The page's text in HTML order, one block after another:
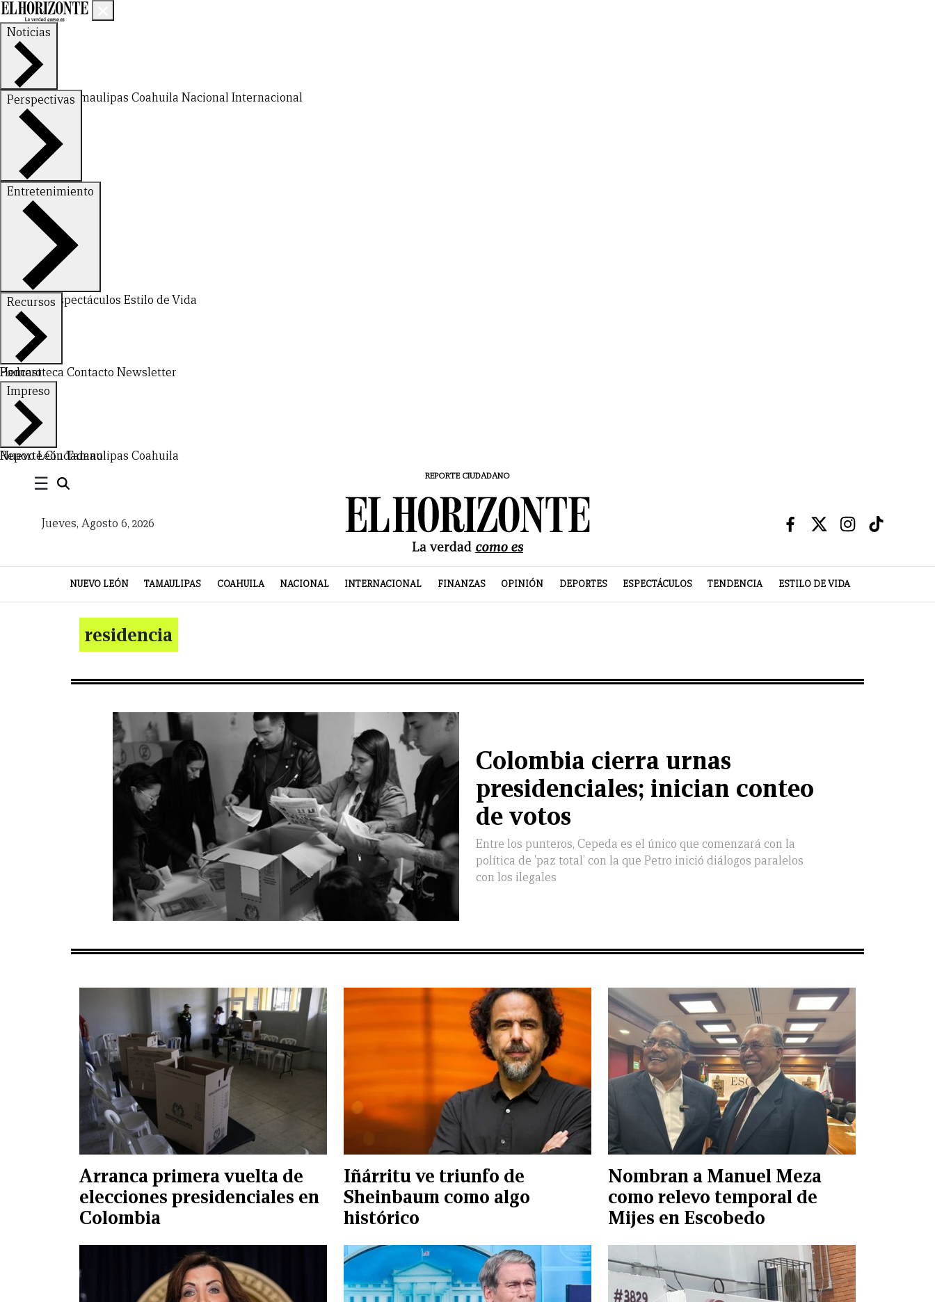
Noticias
Nuevo LeónTamaulipas Coahuila NacionalInternacional
Perspectivas
FinanzasOpinión
Entretenimiento
DeportesEspectáculos Estilo de Vida
Recursos
Hemeroteca Contacto Newsletter
Podcast
Impreso
Nuevo LeónTamaulipas Coahuila
Reporte Ciudadano
☰ REPORTE CIUDADANO
Jueves, Agosto 6, 2026
NUEVO LEÓN TAMAULIPAS COAHUILA NACIONAL INTERNACIONAL FINANZAS OPINIÓN DEPORTES ESPECTÁCULOS TENDENCIA ESTILO DE VIDA
CERRAR
X
NUEVO
LEÓN
TAMAULIPAS
COAHUILA
NACIONAL
INTERNACIONAL
FINANZAS
OPINIÓN
DEPORTES
ESPECTÁCULOS
TENDENCIA
ESTILO
DE
VIDA
PODCAST
CONTACTO
NEWSLETTER
HEMEROTECA
SUPLEMENTOS
residencia
Colombia cierra urnas
presidenciales; inician conteo
de votos
Entre los punteros, Cepeda es el único que comenzará con la
política de 'paz total' con la que Petro inició diálogos paralelos
con los ilegales
Arranca primera vuelta de
elecciones presidenciales en
Colombia
Iñárritu ve triunfo de
Sheinbaum como algo
histórico
Nombran a Manuel Meza
como relevo temporal de
Mijes en Escobedo